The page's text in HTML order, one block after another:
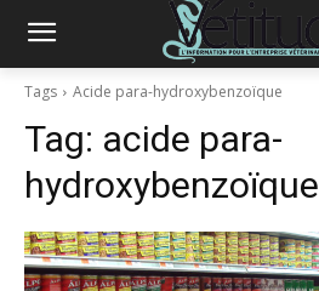
Tags Acide para-hydroxybenzoïque
Tag: acide para-
hydroxybenzoïque